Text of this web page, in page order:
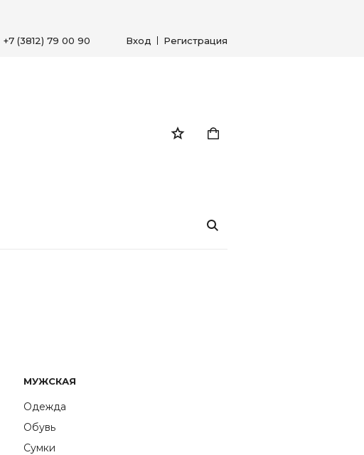
+7 (3812) 79 00 90 Вход Регистрация
МУЖСКАЯ
Одежда
Обувь
Сумки